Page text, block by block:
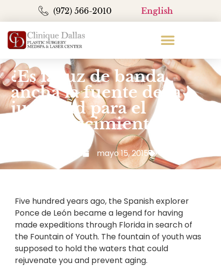
(972) 566-2010 English
¿Es la luz de banda
ancha la fuente de la
juventud para el
rejuvenecimiento
John Antonetti mayo 15, 2015
Five hundred years ago, the Spanish explorer
Ponce de León became a legend for having
made expeditions through Florida in search of
the Fountain of Youth. The fountain of youth was
supposed to hold the waters that could
rejuvenate you and prevent aging.